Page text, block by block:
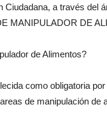
Ciudadana, a través del
MANIPULADOR DE
de Alimentos?
como obligatoria
de manipulación de